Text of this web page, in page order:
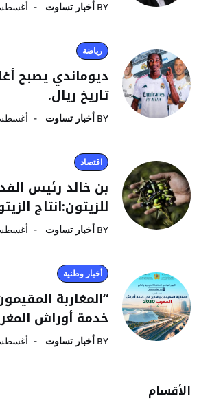
BY أخبار تساوت أغسطس 6,
رياضة
ديوماندي يصبح
تاريخ ريال.
BY أخبار تساوت أغسطس 6,
اقتصاد
بن خالد رئيس
للزيتون:انتاج
BY أخبار تساوت أغسطس 6,
أخبار وطنية
“المغاربة
خدمة أوراش
BY أخبار تساوت أغسطس 6,
الأقسام